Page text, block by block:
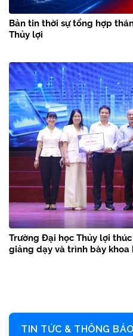
Bản tin thời sự tổng hợp
Thủy lợi
Trường Đại học Thủy lợi
giảng dạy và trình bày khoa
TIN TỨC & THÔNG BÁO